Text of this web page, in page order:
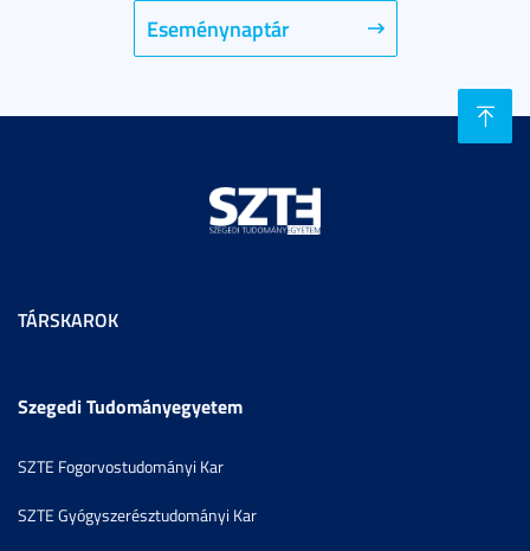
Eseménynaptár
TÁRSKAROK
Szegedi Tudományegyetem
SZTE Fogorvostudományi Kar
SZTE Gyógyszerésztudományi Kar